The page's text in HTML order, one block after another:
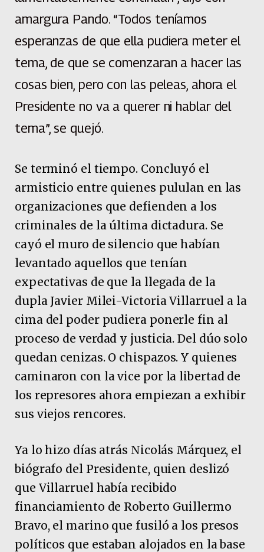
amargura Pando. “Todos teníamos
esperanzas de que ella pudiera meter el
tema, de que se comenzaran a hacer las
cosas bien, pero con las peleas, ahora el
Presidente no va a querer ni hablar del
tema”, se quejó.
Se terminó el tiempo. Concluyó el
armisticio entre quienes pululan en las
organizaciones que defienden a los
criminales de la última dictadura. Se
cayó el muro de silencio que habían
levantado aquellos que tenían
expectativas de que la llegada de la
dupla Javier Milei-Victoria Villarruel a la
cima del poder pudiera ponerle fin al
proceso de verdad y justicia. Del dúo solo
quedan cenizas. O chispazos. Y quienes
caminaron con la vice por la libertad de
los represores ahora empiezan a exhibir
sus viejos rencores.
Ya lo hizo días atrás Nicolás Márquez, el
biógrafo del Presidente, quien deslizó
que Villarruel había recibido
financiamiento de Roberto Guillermo
Bravo, el marino que fusiló a los presos
políticos que estaban alojados en la base